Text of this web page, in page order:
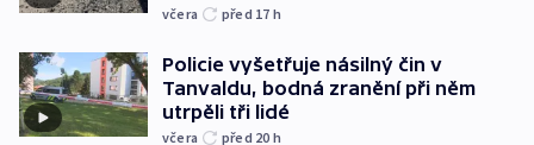
včera před 17 h
Policie vyšetřuje násilný čin v
Tanvaldu, bodná zranění při něm
utrpěli tři lidé
včera před 20 h